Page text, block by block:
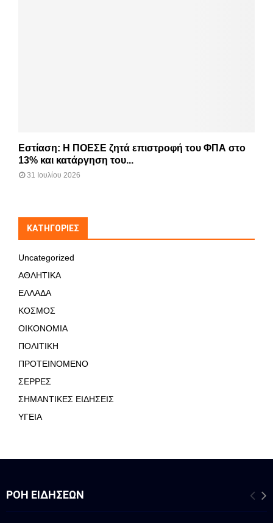
Εστίαση: Η ΠΟΕΣΕ ζητά επιστροφή του ΦΠΑ στο
13% και κατάργηση του...
31 Ιουλίου 2026
KΑΤΗΓΟΡΊΕΣ
Uncategorized
ΑΘΛΗΤΙΚΑ
ΕΛΛΑΔΑ
ΚΟΣΜΟΣ
ΟΙΚΟΝΟΜΙΑ
ΠΟΛΙΤΙΚΗ
ΠΡΟΤΕΙΝΟΜΕΝΟ
ΣΕΡΡΕΣ
ΣΗΜΑΝΤΙΚΕΣ ΕΙΔΗΣΕΙΣ
ΥΓΕΙΑ
ΡΟΉ ΕΙΔΉΣΕΩΝ